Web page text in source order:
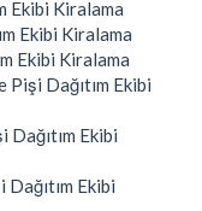
Ekibi Kiralama
Ekibi Kiralama
Ekibi Kiralama
Dağıtım Ekibi
Ekibi
Ekibi